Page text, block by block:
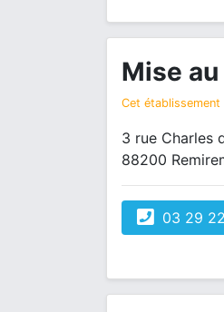
Mise au
Cet
3 rue Charles
88200
03 29